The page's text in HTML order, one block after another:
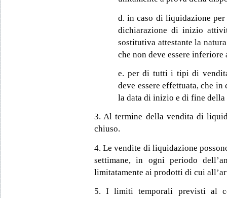
d. in caso di liquidazione
dichiarazione di inizio
sostitutiva attestante la
che non deve essere
e. per di tutti i tipi di
deve essere effettuata, che
la data di inizio e di fine della
3. Al termine della vendita di
chiuso.
4. Le vendite di liquidazione
settimane, in ogni periodo
limitatamente ai prodotti di cui
5. I limiti temporali previsti al